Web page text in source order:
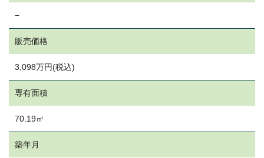
−
販売価格
3,098万円(税込)
専有面積
70.19㎡
築年月